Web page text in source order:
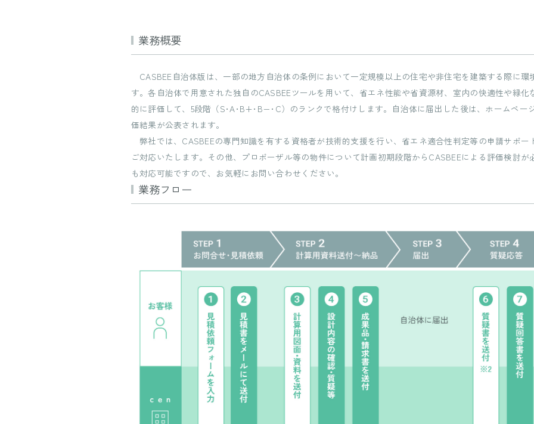
業務概要
CASBEE自治体版は、一部の地方自治体の条例において一定規模以上の住宅や非住宅を建築する際に環
す。各自治体で用意された独自のCASBEEツールを用いて、省エネ性能や省資源材、室内の快適性や緑
的に評価して、5段階（S･A･B+･B−･C）のランクで格付けします。自治体に届出した後は、ホームペー
価結果が公表されます。
弊社では、CASBEEの専門知識を有する資格者が技術的支援を行い、省エネ適合性判定等の申請サポー
ご対応いたします。その他、プロポーザル等の物件について計画初期段階からCASBEEによる評価検討
も対応可能ですので、お気軽にお問い合わせください。
業務フロー